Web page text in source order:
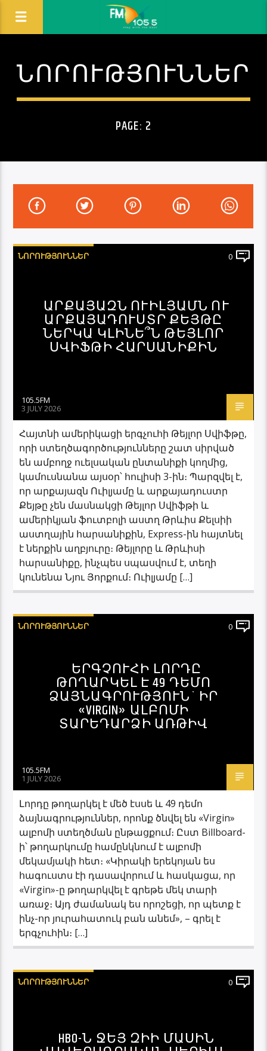
ՆՈՐՈՒԹՅՈՒՆՆԵՐ
PAGE: 2
ՆՈՐՈՒԹՅՈՒՆՆԵՐ 0
ԱՐՔԱՅԱԶՆ ՈՒԻԼՅԱՄՆ ՈՒ
ԱՐՔԱՅԱԴՈՒՍՏՐ ՔԵՅԹԸ
ՆԵՐԿԱ ԿԼԻՆԵ՞Ն ԹԵՅԼՈՐ
ՍՎԻՖԹԻ ՀԱՐՍԱՆԻՔԻՆ
105.5FM
3 JULY 2026
Հայտնի ամերիկացի երգչուհի Թեյլոր Սվիֆթը,
որի ստեղծագործությունները շատ սիրված
են ամբողջ ուելսական ընտանիքի կողմից,
կամուսնանա այսօր՝ հուլիսի 3-ին։ Պարզվել է,
որ արքայազն Ուիլյամը և արքայադուստր
Քեյթը չեն մասնակցի Թեյլոր Սվիֆթի և
ամերիկյան ֆուտբոլի աստղ Թրևիս Քելսիի
աստղային հարսանիքին, Express-ին հայտնել
է ներքին աղբյուրը։ Թեյլորը և Թրևիսի
հարսանիքը, ինչպես սպասվում է, տեղի
կունենա Նյու Յորքում։ Ուիլյամը […]
ՆՈՐՈՒԹՅՈՒՆՆԵՐ 0
ԵՐԳՉՈՒՀԻ ԼՈՐԴԸ
ԹՈՂԱՐԿԵԼ Է 49 ԴԵՄՈ
ՁԱՅՆԱԳՐՈՒԹՅՈՒՆ` ԻՐ
«VIRGIN» ԱԼԲՈՄԻ
ՏԱՐԵԴԱՐՁԻ ԱՌԹԻՎ
105.5FM
1 JULY 2026
Լորդը թողարկել է մեծ էսսե և 49 դեմո
ձայնագրություններ, որոնք ծնվել են «Virgin»
ալբոմի ստեղծման ընթացքում։ Ըստ Billboard-
ի՝ թողարկումը համընկնում է ալբոմի
մեկամյակի հետ։ «Կիրակի երեկոյան ես
հագուստս էի դասավորում և հասկացա, որ
«Virgin»-ը թողարկվել է գրեթե մեկ տարի
առաջ։ Այդ ժամանակ ես որոշեցի, որ պետք է
ինչ-որ յուրահատուկ բան անեմ», – գրել է
երգչուհին։ […]
ՆՈՐՈՒԹՅՈՒՆՆԵՐ 0
HBO-Ն ՋԵՅ ԶԻԻ ՄԱՍԻՆ